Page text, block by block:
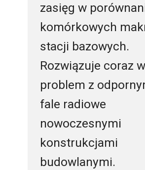
zasięg w
komórkowych
stacji bazowych.
Rozwiązuje coraz
problem z
fale radiowe
nowoczesnymi
konstrukcjami
budowlanymi.